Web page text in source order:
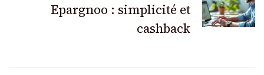
Epargnoo : simplicité et
cashback